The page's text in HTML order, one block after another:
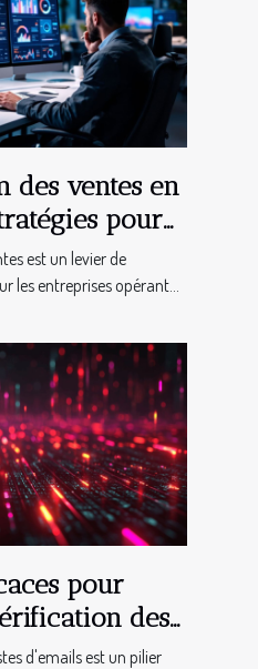
des ventes en
pour
est un levier de
les entreprises opérant...
pour
des
d'emails est un pilier